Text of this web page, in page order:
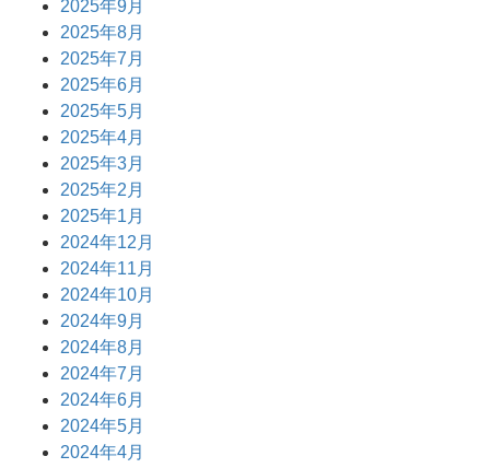
2025年9月
2025年8月
2025年7月
2025年6月
2025年5月
2025年4月
2025年3月
2025年2月
2025年1月
2024年12月
2024年11月
2024年10月
2024年9月
2024年8月
2024年7月
2024年6月
2024年5月
2024年4月